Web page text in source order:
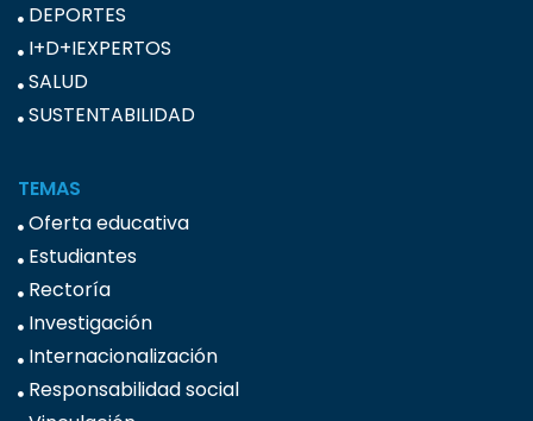
DEPORTES
I+D+IEXPERTOS
SALUD
SUSTENTABILIDAD
TEMAS
Oferta educativa
Estudiantes
Rectoría
Investigación
Internacionalización
Responsabilidad social